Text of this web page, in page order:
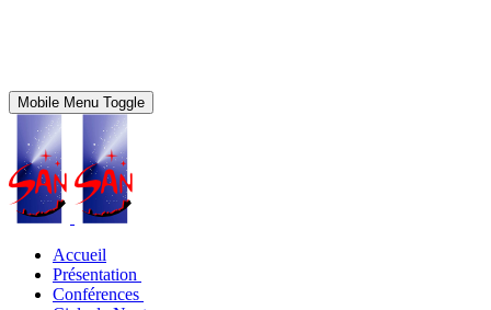
Mobile Menu Toggle
Accueil
Présentation
Conférences